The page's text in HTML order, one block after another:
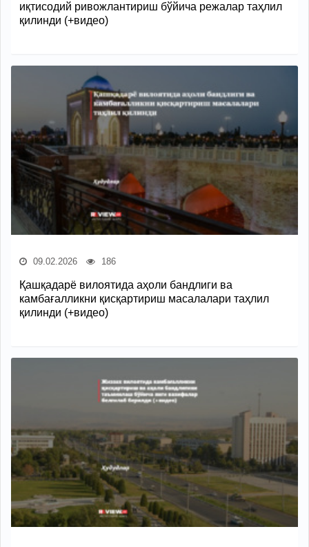
иқтисодий ривожлантириш бўйича режалар таҳлил
қилинди (+видео)
09.02.2026 186
Қашқадарё вилоятида аҳоли бандлиги ва
камбағалликни қисқартириш масалалари таҳлил
қилинди (+видео)